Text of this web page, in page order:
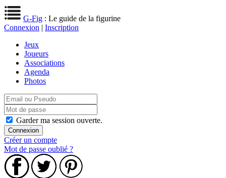
G-Fig : Le guide de la figurine
Connexion | Inscription
Jeux
Joueurs
Associations
Agenda
Photos
Garder ma session ouverte.
Créer un compte
Mot de passe oublié ?